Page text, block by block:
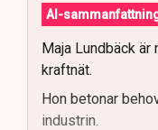
AI-
Maja Lundbäck
kraftnät.
Hon betonar
industrin.